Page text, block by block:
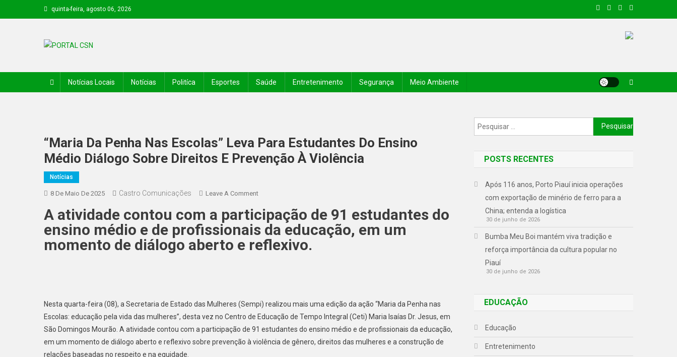
quinta-feira, agosto 06, 2026
Notícias Locais Notícias Politíca Esportes Saúde Entretenimento Segurança Meio Ambiente
“Maria Da Penha Nas Escolas” Leva Para Estudantes Do Ensino
Médio Diálogo Sobre Direitos E Prevenção À Violência
Notícias
8 De Maio De 2025 Castro Comunicações Leave A Comment
A atividade contou com a participação de 91 estudantes do
ensino médio e de profissionais da educação, em um
momento de diálogo aberto e reflexivo.
Nesta quarta-feira (08), a Secretaria de Estado das Mulheres (Sempi) realizou mais uma edição da ação “Maria da Penha nas
Escolas: educação pela vida das mulheres”, desta vez no Centro de Educação de Tempo Integral (Ceti) Maria Isaías Dr. Jesus, em
São Domingos Mourão. A atividade contou com a participação de 91 estudantes do ensino médio e de profissionais da educação,
em um momento de diálogo aberto e reflexivo sobre prevenção à violência de gênero, direitos das mulheres e a construção de
relações baseadas no respeito e na equidade.
POSTS RECENTES
Após 116 anos, Porto Piauí inicia operações
com exportação de minério de ferro para a
China; entenda a logística
30 de junho de 2026
Bumba Meu Boi mantém viva tradição e
reforça importância da cultura popular no
Piauí
30 de junho de 2026
EDUCAÇÃO
Educação
Entretenimento